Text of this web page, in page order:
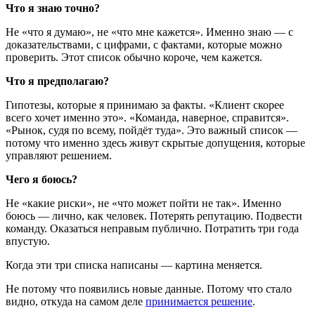
Что я знаю точно?
Не «что я думаю», не «что мне кажется». Именно знаю — с
доказательствами, с цифрами, с фактами, которые можно
проверить. Этот список обычно короче, чем кажется.
Что я предполагаю?
Гипотезы, которые я принимаю за факты. «Клиент скорее
всего хочет именно это». «Команда, наверное, справится».
«Рынок, судя по всему, пойдёт туда». Это важный список —
потому что именно здесь живут скрытые допущения, которые
управляют решением.
Чего я боюсь?
Не «какие риски», не «что может пойти не так». Именно
боюсь — лично, как человек. Потерять репутацию. Подвести
команду. Оказаться неправым публично. Потратить три года
впустую.
Когда эти три списка написаны — картина меняется.
Не потому что появились новые данные. Потому что стало
видно, откуда на самом деле принимается решение.